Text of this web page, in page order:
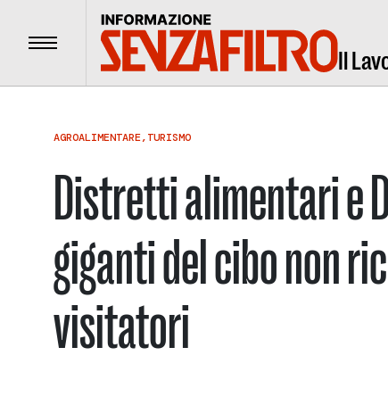
Menu Il
AGROALIMENTARE,TURISMO
Distretti alimentari e
giganti del cibo non
visitatori